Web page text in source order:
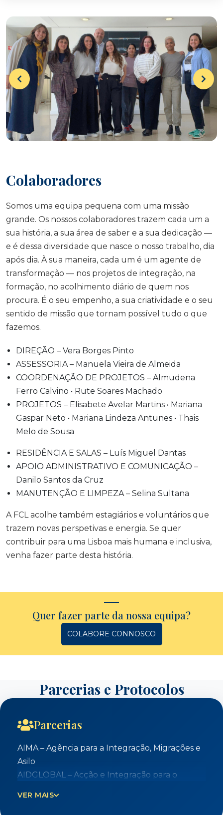
Colaboradores
Somos uma equipa pequena com uma missão
grande. Os nossos colaboradores trazem cada um a
sua história, a sua área de saber e a sua dedicação —
e é dessa diversidade que nasce o nosso trabalho, dia
após dia. À sua maneira, cada um é um agente de
transformação — nos projetos de integração, na
formação, no acolhimento diário de quem nos
procura. É o seu empenho, a sua criatividade e o seu
sentido de missão que tornam possível tudo o que
fazemos.
DIREÇÃO – Vera Borges Pinto
ASSESSORIA – Manuela Vieira de Almeida
COORDENAÇÃO DE PROJETOS – Almudena
Ferro Calvino • Rute Soares Machado
PROJETOS – Elisabete Avelar Martins • Mariana
Gaspar Neto • Mariana Lindeza Antunes • Thais
Melo de Sousa
RESIDÊNCIA E SALAS – Luís Miguel Dantas
APOIO ADMINISTRATIVO E COMUNICAÇÃO –
Danilo Santos da Cruz
MANUTENÇÃO E LIMPEZA – Selina Sultana
A FCL acolhe também estagiários e voluntários que
trazem novas perspetivas e energia. Se quer
contribuir para uma Lisboa mais humana e inclusiva,
venha fazer parte desta história.
Quer fazer parte da nossa equipa?
COLABORE CONNOSCO
Parcerias e Protocolos
Parcerias
AIMA – Agência para a Integração, Migrações e
Asilo
AIDGLOBAL – Acção e Integração para o
VER MAIS